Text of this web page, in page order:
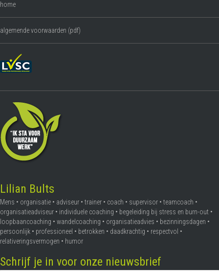
home
algemende voorwaarden (pdf)
Lilian Bults
Mens • organisatie • adviseur • trainer • coach • supervisor • teamcoach •
organisatieadviseur • individuele coaching • begeleiding bij stress en burn-out •
loopbaancoaching • wandelcoaching • organisatieadvies • bezinningsdagen •
persoonlijk • professioneel • betrokken • daadkrachtig • respectvol •
relativeringsvermogen • humor
Schrijf je in voor onze nieuwsbrief